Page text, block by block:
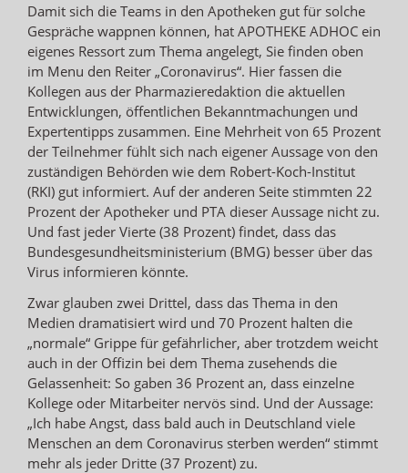
Damit sich die Teams in den Apotheken gut für solche
Gespräche wappnen können, hat APOTHEKE ADHOC ein
eigenes Ressort zum Thema angelegt, Sie finden oben
im Menu den Reiter „Coronavirus“. Hier fassen die
Kollegen aus der Pharmazieredaktion die aktuellen
Entwicklungen, öffentlichen Bekanntmachungen und
Expertentipps zusammen. Eine Mehrheit von 65 Prozent
der Teilnehmer fühlt sich nach eigener Aussage von den
zuständigen Behörden wie dem Robert-Koch-Institut
(RKI) gut informiert. Auf der anderen Seite stimmten 22
Prozent der Apotheker und PTA dieser Aussage nicht zu.
Und fast jeder Vierte (38 Prozent) findet, dass das
Bundesgesundheitsministerium (BMG) besser über das
Virus informieren könnte.
Zwar glauben zwei Drittel, dass das Thema in den
Medien dramatisiert wird und 70 Prozent halten die
„normale“ Grippe für gefährlicher, aber trotzdem weicht
auch in der Offizin bei dem Thema zusehends die
Gelassenheit: So gaben 36 Prozent an, dass einzelne
Kollege oder Mitarbeiter nervös sind. Und der Aussage:
„Ich habe Angst, dass bald auch in Deutschland viele
Menschen an dem Coronavirus sterben werden“ stimmt
mehr als jeder Dritte (37 Prozent) zu.